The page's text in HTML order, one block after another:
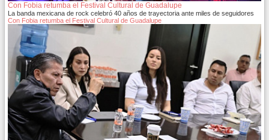
Con Fobia retumba el Festival Cultural de Guadalupe
La banda mexicana de rock celebró 40 años de trayectoria ante miles de seguidores
Con Fobia retumba el Festival Cultural de Guadalupe